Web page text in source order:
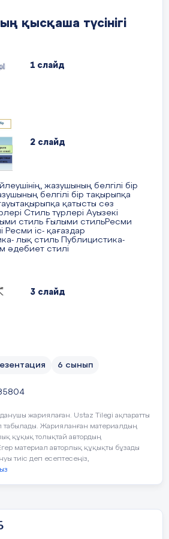
атты екі бағытта
және “Диалогтік
Монологтік
формуласы, “1-
дамыту көзделді.
іс-әрекеттің өзегі
Мерсердің “Зерттеушілік
негізге алдық. “Топтық
белгілі бір позициялар
құрылады. Мұғалім
әдісі оқушылар
сұрақ қоюшы ретінде
түсті. “Топтық талқылау”
арасындағы байланысты
әдіс сұрақты қою
Коммуникативтік
даму деңгейін анықтау
мониторинг
42%
25%
қысқаша түсінігі
1 слайд
2 слайд
жазушының белгілі бір
белгілі бір тақырыпқа
қатысты сөз
Стиль түрлері Ауызекі
стиль Ғылыми стильРесми
Ресми іс- қағаздар
лық стиль Публицистика-
әдебиет стилі
3 слайд
речи разговорный книжные
официально-
употребления речевые
6 сынып
жариялаған. Ustaz Tilegi ақпаратты
табылады. Жарияланған материалдың
құқық толықтай автордың
материал авторлық құқықты бұзады
тиіс деп есептесеңіз,